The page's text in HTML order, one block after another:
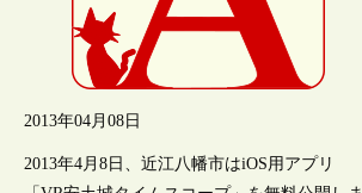
2013年04月08日
2013年4月8日、近江八幡市はiOS用アプリ